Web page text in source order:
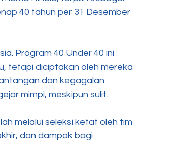
40 tahun per 31 Desember
Program 40 Under 40 ini
tetapi diciptakan oleh mereka
dan kegagalan.
mimpi, meskipun sulit.
melalui seleksi ketat oleh tim
dan dampak bagi